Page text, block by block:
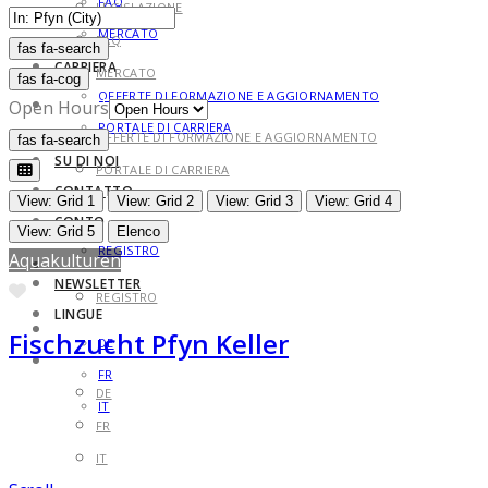
MERCATO
CARRIERA
OFFERTE DI FORMAZIONE E AGGIORNAMENTO
PORTALE DI CARRIERA
SU DI NOI
CONTATTO
CONTO
REGISTRO
NEWSLETTER
LINGUE
DE
FR
IT
LEGISLAZIONE
FAQ
MERCATO
CARRIERA
OFFERTE DI FORMAZIONE E AGGIORNAMENTO
PORTALE DI CARRIERA
SU DI NOI
CONTATTO
CONTO
REGISTRO
LINGUE
DE
FR
IT
fas fa-searchfas fa-search
fas fa-cog
Open Hours
fas fa-searchfas fa-search
View: Grid 1 View: Grid 2 View: Grid 3
View: Grid 4
View: Grid 5
Elenco
Aquakulturen
Preferito
Fischzucht Pfyn Keller